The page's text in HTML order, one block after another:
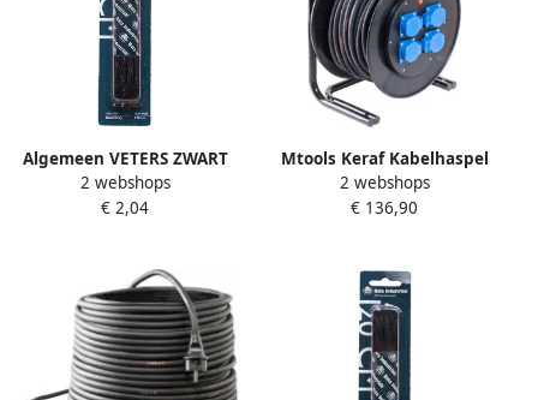
Algemeen VETERS ZWART
120CM HOGE SCHOEN
2 webshops
€ 2,04
Mtools Keraf Kabelhaspel
type K310 G2 25 meter
H07RN-F 3G1 5 4 x schuko |
2 webshops
€ 136,90